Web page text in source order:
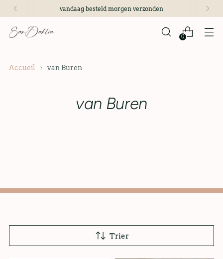
vandaag besteld morgen verzonden
0
Accueil van Buren
van Buren
Trier